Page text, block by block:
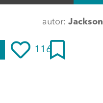
autor: Jackson
116